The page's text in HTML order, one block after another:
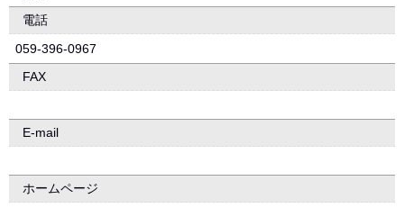
電話
059-396-0967
FAX
E-mail
ホームページ